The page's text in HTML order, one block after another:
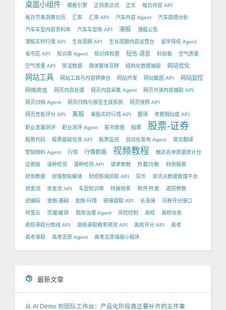
桌面小组件 模板引擎 正则表达式 正文 每日内容 API
每日节奏洞察日历 汇率 汇率 API 汽车内容 Agent 汽车舆情分析
汽车车型内容资料库 汽车车型库 API 港股 港股公告
港股实时行情 API 生肖周期 API 生肖周期内容运营台 留学择校 Agent
省市区 API 知识库 Agent 知识库权限 短信-语音 科创板 空气质量
空气质量 API 笑话数据 简体繁体互转 结构化数据抽取 网站优化
网站工具 网站工具与内容转换台 网站开发 网站截图 API
网站监控
网络爬虫
网页内容处理 网页内容采集 Agent 网页可读内容抽取 API
网页归档 Agent 网页归档与报告生成系统 网页快照 API
网页性能评分 API 美股 美股实时行情 API 翻译 考题相似度 API
职业发展测评 职业测评 Agent 股市数据 股票 股票-证券
股票代码 股票基础信息 API 股票监控 自动化发布 Agent 英文翻译
营销物料 Agent 行情 行情数据 视频教程 触达名单质量统计台
证据链 语种检测 语种检测 API 请求参数 负载均衡 财务报表
财务数据 财报智能解读 财经新闻抓取 API 货币 资讯元数据管理平台
资金流 资金流 API 车型知识库 转换效率 软件开发 返回参数
逆编码 金融-基础 金融-行情 链接提取 API 长连接 问卷评分接口
阿里云 页面缓存 题库治理 Agent 风险控制 高校 高校信息
高校录取分数线 API 高校录取概率预测 API 高校评分 API 高考
高考录取 高考志愿 Agent 高考志愿填报小程序
最新文章
从 AI Demo 到团队工作台：产品化阶段真正要补齐的五件事